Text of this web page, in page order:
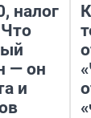
налог
— он
и